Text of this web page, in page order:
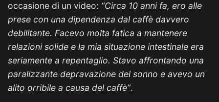
occasione di un video: “Circa 10 anni fa, ero alle
prese con una dipendenza dal caffè davvero
debilitante. Facevo molta fatica a mantenere
relazioni solide e la mia situazione intestinale era
seriamente a repentaglio. Stavo affrontando una
paralizzante depravazione del sonno e avevo un
alito orribile a causa del caffè”.